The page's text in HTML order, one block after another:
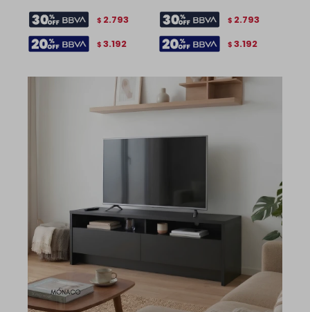
$ 2.793
$ 3.192
$ 2.793
$ 3.192